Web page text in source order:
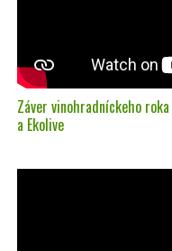
Záver vinohradníckeho
a Ekolive